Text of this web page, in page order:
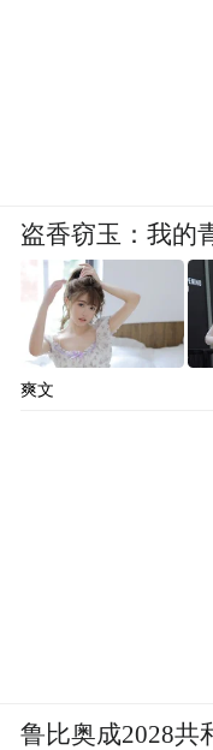
盗香窃玉：我的
爽文
鲁比奥成2028共